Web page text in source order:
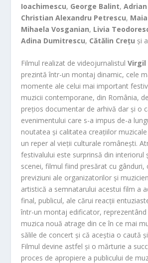
Ioachimescu, George Balint,
Christian Alexandru Petrescu,
Mihaela Vosganian, Livia
Adina Dumitrescu, Cătălin Crețu și
Filmul realizat de videojurnalistulVirgil
prezintă într-un montaj dinamic, cele
momente ale celui mai important
muzicii contemporane, din România,
prețios documentar de arhivă dar și o
evenimentului care s-a impus de-a
noutatea și calitatea creațiilor
un reper al vieții culturale românești.
festivalului este surprinsă din interiorul
scenei, filmul fiind presărat cu gânduri,
previziuni ale organizatorilor și
artistică a semnatarului acestui film a
final, publicul, ale cărui reacții
într-un montaj edificator, reprezentând
muzica nouă atrage din ce în ce mai
sălile de concert și că aceștia o caută
Filmul devine astfel și o mărturie a
proces de apropiere a publicului de